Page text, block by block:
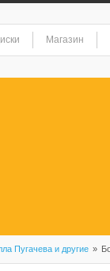
Магазин
Пугачева и другие »